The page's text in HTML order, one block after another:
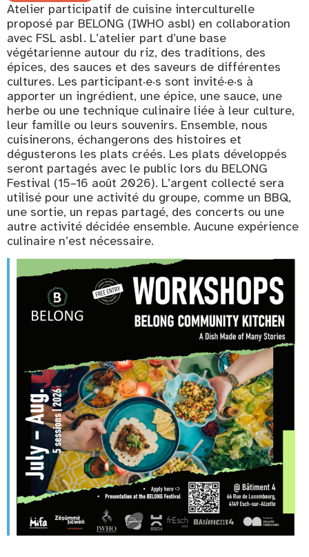
Atelier participatif de cuisine interculturelle
proposé par BELONG (IWHO asbl) en collaboration
avec FSL asbl. L’atelier part d’une base
végétarienne autour du riz, des traditions, des
épices, des sauces et des saveurs de différentes
cultures. Les participant·e·s sont invité·e·s à
apporter un ingrédient, une épice, une sauce, une
herbe ou une technique culinaire liée à leur culture,
leur famille ou leurs souvenirs. Ensemble, nous
cuisinerons, échangerons des histoires et
dégusterons les plats créés. Les plats développés
seront partagés avec le public lors du BELONG
Festival (15–16 août 2026). L’argent collecté sera
utilisé pour une activité du groupe, comme un BBQ,
une sortie, un repas partagé, des concerts ou une
autre activité décidée ensemble. Aucune expérience
culinaire n’est nécessaire.